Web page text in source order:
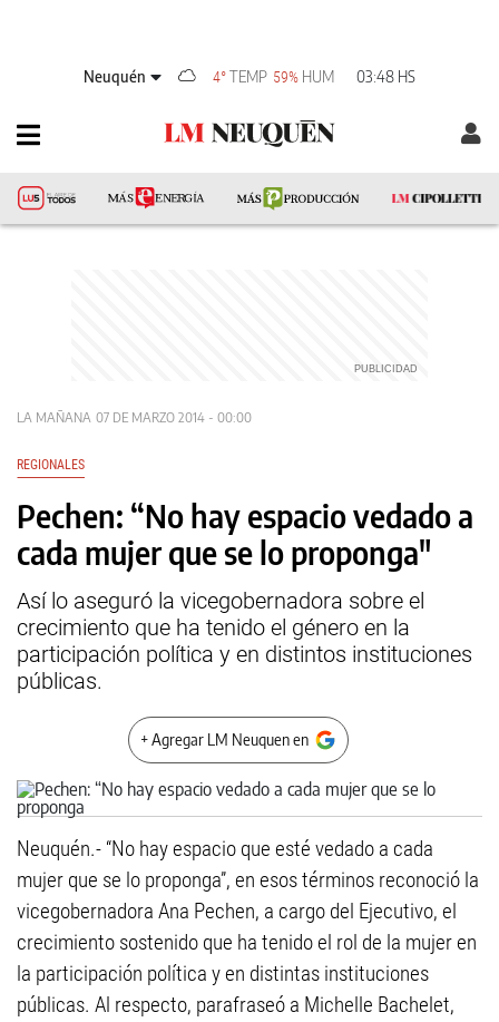
Neuquén 4°TEMP 59% HUM 03:48 HS
LA MAÑANA 07 DE MARZO 2014 - 00:00
REGIONALES
Pechen: “No hay espacio vedado a
cada mujer que se lo proponga"
Así lo aseguró la vicegobernadora sobre el
crecimiento que ha tenido el género en la
participación política y en distintos instituciones
públicas.
+ Agregar LM Neuquen en
Neuquén.- “No hay espacio que esté vedado a cada
mujer que se lo proponga”, en esos términos reconoció la
vicegobernadora Ana Pechen, a cargo del Ejecutivo, el
crecimiento sostenido que ha tenido el rol de la mujer en
la participación política y en distintas instituciones
públicas. Al respecto, parafraseó a Michelle Bachelet,